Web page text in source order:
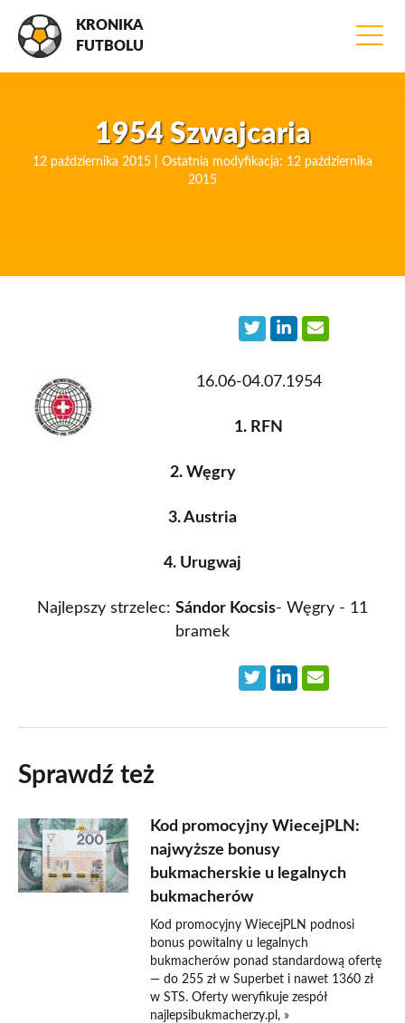
KRONIKA
FUTBOLU
1954 Szwajcaria
12 października 2015 | Ostatnia modyfikacja: 12 października
2015
16.06-04.07.1954
1. RFN
2. Węgry
3. Austria
4. Urugwaj
Najlepszy strzelec: Sándor Kocsis- Węgry - 11
bramek
Sprawdź też
Kod promocyjny WiecejPLN:
najwyższe bonusy
bukmacherskie u legalnych
bukmacherów
Kod promocyjny WiecejPLN podnosi
bonus powitalny u legalnych
bukmacherów ponad standardową ofertę
— do 255 zł w Superbet i nawet 1360 zł
w STS. Oferty weryfikuje zespół
najlepsibukmacherzy.pl, »